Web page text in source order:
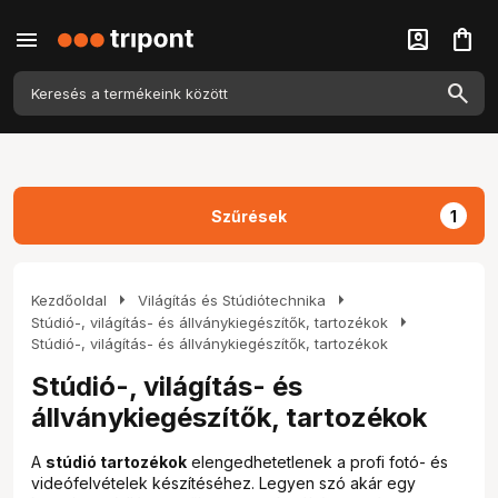
menu account_box shopping_bag
Kezdőoldal arrow_right Világítás és Stúdiótechnika arrow_right
Stúdió-, világítás- és állványkiegészítők, tartozékok arrow_right
Stúdió-, világítás- és állványkiegészítők, tartozékok
Stúdió-, világítás- és
állványkiegészítők, tartozékok
A stúdió tartozékok elengedhetetlenek a profi fotó- és
videófelvételek készítéséhez. Legyen szó akár egy
Szűrések 1